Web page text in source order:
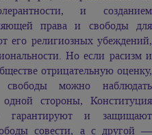
и созданием
права и свободы для
его религиозных убеждений,
Но если расизм и
отрицательную оценку,
можно наблюдать
стороны, Конституция
гарантируют и защищают
совести, а с другой —